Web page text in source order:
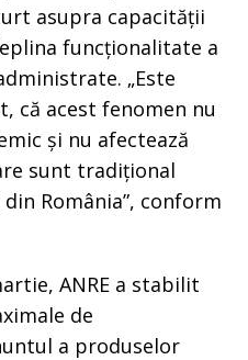
asupra capacității
funcționalitate a
„Este
că acest fenomen nu
și nu afectează
sunt tradițional
România”, conform
ANRE a stabilit
de
a produselor